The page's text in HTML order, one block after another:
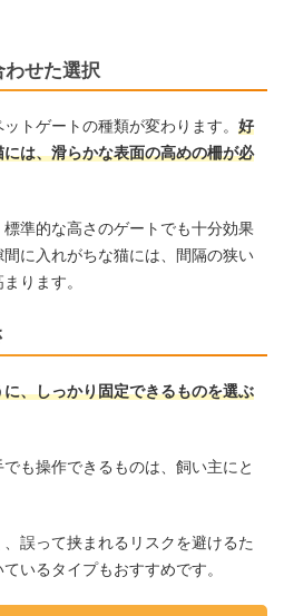
せた選択
トゲートの種類が変わります。 好
は、滑らかな表面の高めの柵が必
準的な高さのゲートでも十分効果
に入れがちな猫には、間隔の狭い
ります。
、しっかり固定できるものを選ぶ
も操作できるものは、飼い主にと
誤って挟まれるリスクを避けるた
いるタイプもおすすめです。